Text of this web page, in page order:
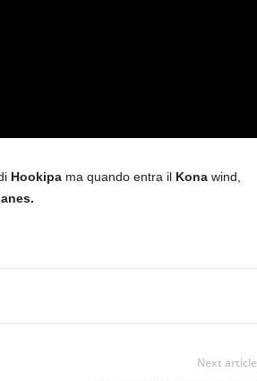
Hookipama quando entra il Kona wind,
Next article